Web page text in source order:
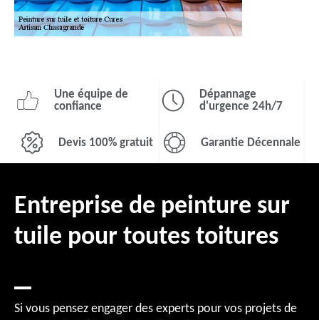
Une équipe de
confiance
Dépannage
d'urgence 24h/7
Devis 100% gratuit Garantie Décennale
Entreprise de peinture sur
tuile pour toutes toitures
Si vous pensez engager des experts pour vos projets de